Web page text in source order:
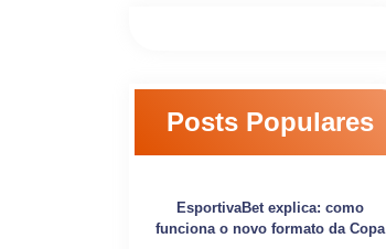
Posts Populares
EsportivaBet explica: como
funciona o novo formato da Copa